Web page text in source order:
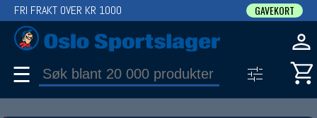
FRI FRAKT OVER KR 1000 GAVEKORT
☰